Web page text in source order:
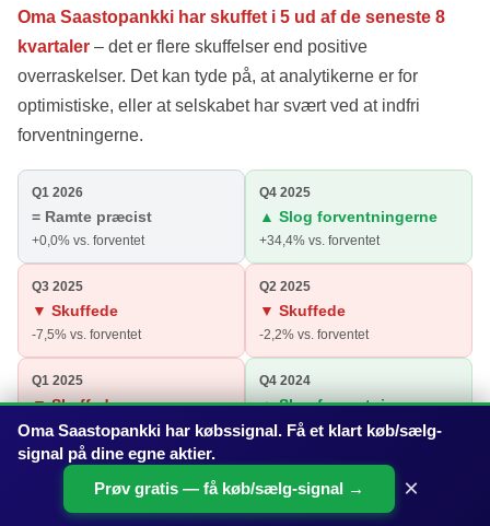
Oma Saastopankki har skuffet i 5 ud af de seneste 8
kvartaler – det er flere skuffelser end positive
overraskelser. Det kan tyde på, at analytikerne er for
optimistiske, eller at selskabet har svært ved at indfri
forventningerne.
Q1 2026
= Ramte præcist
+0,0% vs. forventet
Q4 2025
▲ Slog forventningerne
+34,4% vs. forventet
Q3 2025
▼ Skuffede
-7,5% vs. forventet
Q2 2025
▼ Skuffede
-2,2% vs. forventet
Q1 2025
▼ Skuffede
-76,1% vs. forventet
Q4 2024
▲ Slog forventningerne
+4,7% vs. forventet
Q3 2024
▼ Skuffede ▼ Skuffede
Oma Saastopankki har købssignal. Få et klart køb/sælg-
signal på dine egne aktier.
Prøv gratis — få køb/sælg-signal →
×